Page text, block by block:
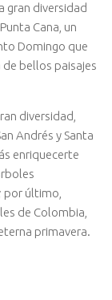
gran diversidad
Cana, un
Domingo que
bellos paisajes
diversidad,
Andrés y Santa
enriquecerte
por último,
de Colombia,
primavera.